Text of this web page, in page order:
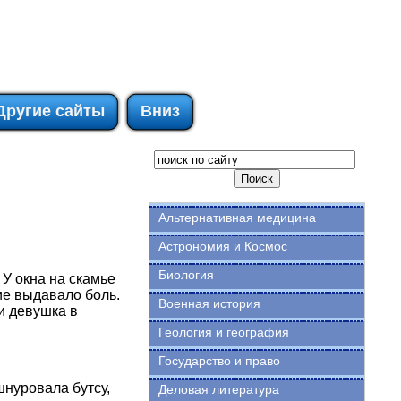
сайты Вниз
окна на скамье
выдавало боль.
девушка в
бутсу,
Альтернативная медицина
Астрономия и Космос
Биология
Военная история
Геология и география
Государство и право
Деловая литература